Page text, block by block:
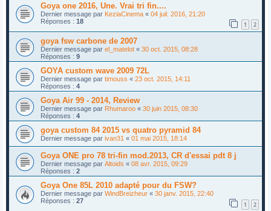
Goya one 2016, Une. Vrai tri fin....
Dernier message par KeziaCinema « 04 juil. 2016, 21:20
Réponses : 18 1 2
goya fsw carbone de 2007
Dernier message par el_matelot « 30 oct. 2015, 08:28
Réponses : 9
GOYA custom wave 2009 72L
Dernier message par timouss « 23 oct. 2015, 14:11
Réponses : 4
Goya Air 99 - 2014, Review
Dernier message par Rhumaroo « 30 juin 2015, 08:30
Réponses : 4
goya custom 84 2015 vs quatro pyramid 84
Dernier message par ivan31 « 01 mai 2015, 18:14
Goya ONE pro 78 tri-fin mod.2013, CR d'essai pdt 8 j
Dernier message par Altoids « 08 avr. 2015, 09:29
Réponses : 2
Goya One 85L 2010 adapté pour du FSW?
Dernier message par WindBreizheur « 30 janv. 2015, 22:40
Réponses : 27 1 2